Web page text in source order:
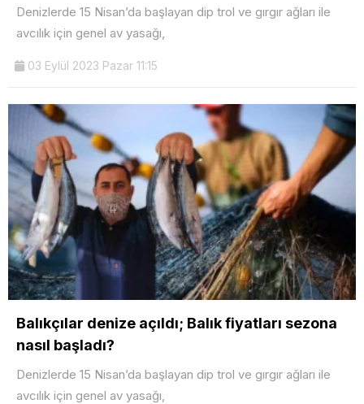
Denizlerde 15 Nisan’da başlayan dip trol ve gırgır ağları ile
avcılık için genel av yasağı,
03 Eylül 2023 Pazar 11:15
Balıkçılar denize açıldı; Balık fiyatları sezona
nasıl başladı?
Denizlerde 15 Nisan’da başlayan dip trol ve gırgır ağları ile
avcılık için genel av yasağı,